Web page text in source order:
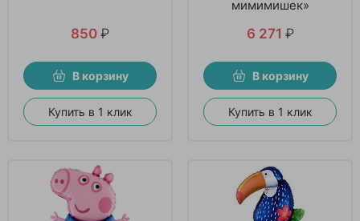
850 ₽
В корзину
Купить в 1 клик
мимимишек»
6 271 ₽
В корзину
Купить в 1 клик